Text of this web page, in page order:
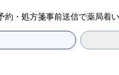
・処方箋事前送信で薬局着